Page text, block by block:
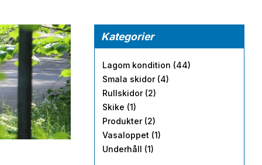
Kategorier
Lagom kondition (44)
Smala skidor (4)
Rullskidor (2)
Skike (1)
Produkter (2)
Vasaloppet (1)
Underhåll (1)